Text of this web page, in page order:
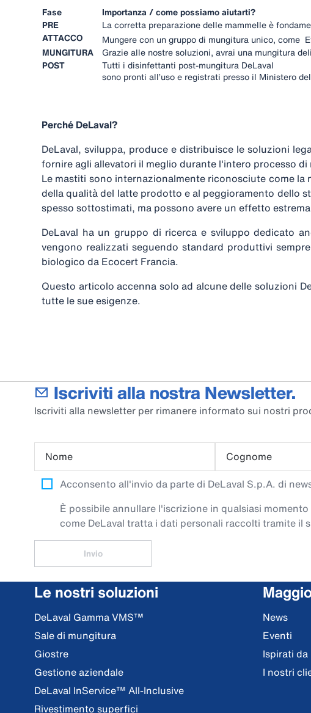
Fase
Importanza / come possiamo aiutarti?
PRE
La corretta preparazione delle mammelle è
ATTACCO
Mungere con un gruppo di mungitura unico, come
MUNGITURA
Grazie alle nostre soluzioni, avrai una mungitura
POST
Tutti i disinfettanti post-mungitura DeLaval
sono pronti all’uso e registrati presso il Ministero
Perché DeLaval?
DeLaval, sviluppa, produce e distribuisce le soluzioni
fornire agli allevatori il meglio durante l'intero processo
Le mastiti sono internazionalmente riconosciute come
della qualità del latte prodotto e al peggioramento dello
spesso sottostimati, ma possono avere un effetto
DeLaval ha un gruppo di ricerca e sviluppo dedicato
vengono realizzati seguendo standard produttivi
biologico da Ecocert Francia.
Questo articolo accenna solo ad alcune delle soluzioni
tutte le sue esigenze.
Iscriviti alla nostra Newsletter.
Iscriviti alla newsletter per rimanere informato sui nostri
Nome Cognome
Acconsento all'invio da parte di DeLaval S.p.A. di
È possibile annullare l'iscrizione in qualsiasi
come DeLaval tratta i dati personali raccolti tramite il
Invio
Le nostri soluzioni
DeLaval Gamma VMS™
Sale di mungitura
Giostre
Gestione aziendale
DeLaval InService™ All-Inclusive
Rivestimento superfici
News
Eventi
Ispirati
I nostri